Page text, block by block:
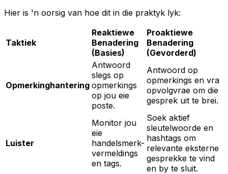
Hier is 'n oorsig van hoe dit in die praktyk lyk:
Taktiek
Reaktiewe
Benadering
(Basies)
Proaktiewe
Benadering
(Gevorderd)
Opmerkinghantering
Antwoord
slegs op
opmerkings
op jou eie
poste.
Antwoord op
opmerkings en vra
opvolgvrae om die
gesprek uit te brei.
Luister
Monitor jou
eie
handelsmerk-
vermeldings
en tags.
Soek aktief
sleutelwoorde en
hashtags om
relevante eksterne
gesprekke te vind
en by te sluit.